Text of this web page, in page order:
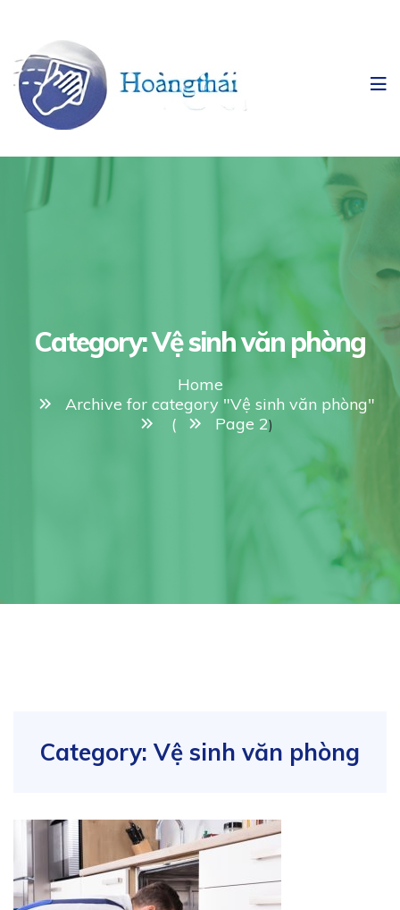
Category:Vệ sinh văn phòng
Home
Archive for category "Vệ sinh văn phòng"
(
Page 2)
Category: Vệ sinh văn phòng